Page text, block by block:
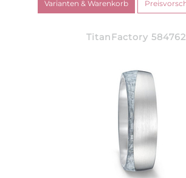
TitanFactory 584762